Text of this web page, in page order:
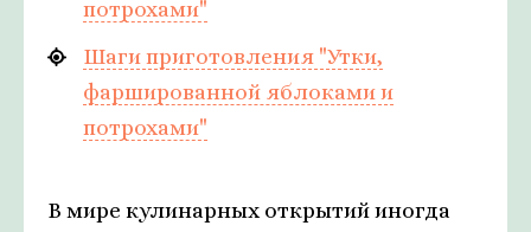
потрохами"
Шаги приготовления "Утки,
фаршированной яблоками и
потрохами"
В мире кулинарных открытий иногда